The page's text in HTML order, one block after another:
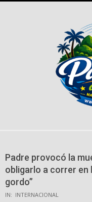
Padre provocó la
obligarlo a correr en
gordo”
IN: INTERNACIONAL